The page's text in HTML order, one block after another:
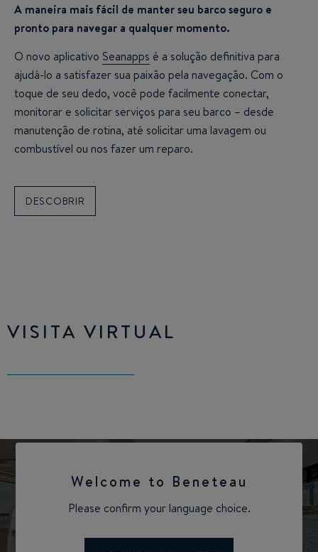
A maneira mais fácil de manter seu barco seguro e
pronto para navegar a qualquer momento.
O novo aplicativo Seanapps é a solução definitiva para
ajudá-lo a satisfazer sua paixão pela navegação. Com o
toque de seu dedo, você pode facilmente conectar,
monitorar e solicitar serviços para seu barco – desde
manutenção de rotina, até solicitar uma lavagem ou
combustível ou nos fazer um reparo.
DESCOBRIR
VISITA VIRTUAL